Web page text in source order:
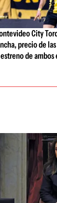
City
precio de
de ambos